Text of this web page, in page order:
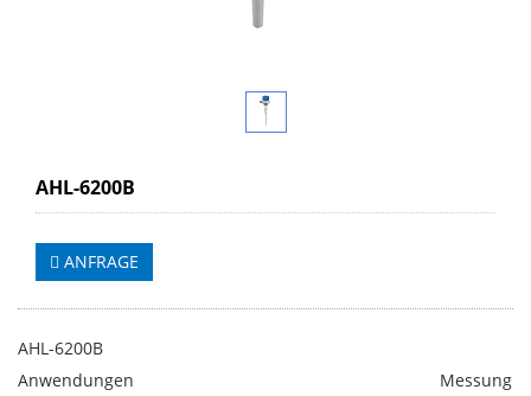
AHL-6200B
ANFRAGE
AHL-6200B
Anwendungen
Messung